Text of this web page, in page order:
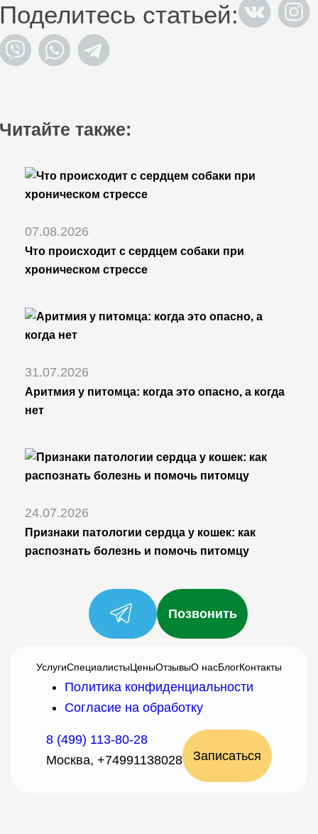
Поделитесь статьей:
Читайте также:
07.08.2026
Что происходит с сердцем собаки при
хроническом стрессе
31.07.2026
Аритмия у питомца: когда это опасно, а когда
нет
24.07.2026
Признаки патологии сердца у кошек: как
распознать болезнь и помочь питомцу
Позвонить
УслугиСпециалистыЦеныОтзывыО насБлогКонтакты
Политика конфиденциальности
Согласие на обработку
8 (499) 113-80-28
Москва, +74991138028
Записаться